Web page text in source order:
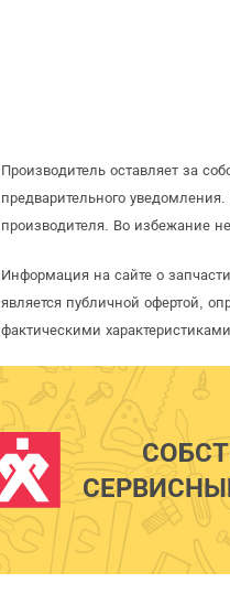
Производитель оставляет за
предварительного
производителя. Во избежание
Информация на сайте о
является публичной офертой,
фактическими